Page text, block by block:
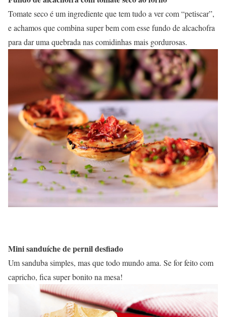
Tomate seco é um ingrediente que tem tudo a ver com “petiscar”,
e achamos que combina super bem com esse fundo de alcachofra
para dar uma quebrada nas comidinhas mais gordurosas.
Mini sanduíche de pernil desfiado
Um sanduba simples, mas que todo mundo ama. Se for feito com
capricho, fica super bonito na mesa!